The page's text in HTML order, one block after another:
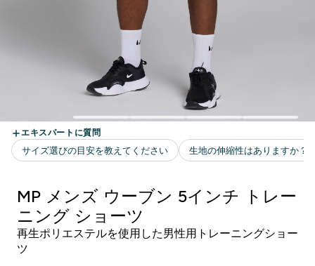
MP メンズ ウーブン 5インチ トレー
ニング ショーツ
再生ポリエステルを使用した男性用トレーニングショー
ツ